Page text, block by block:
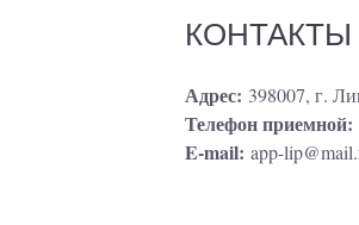
КОНТАКТЫ
Адрес: 398007, г.
Телефон приемной:
E-mail: app-